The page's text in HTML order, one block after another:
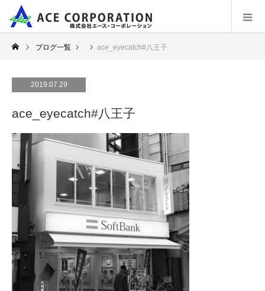
ブログ一覧 ace_eyecatch#八王子
2019.07.29
ace_eyecatch#八王子